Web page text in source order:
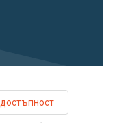
достъпност